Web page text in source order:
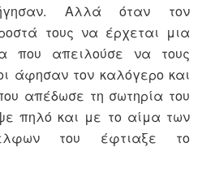
Αλλά όταν τον
τους να έρχεται μια
που απειλούσε να τους
άφησαν τον καλόγερο και
απέδωσε τη σωτηρία του
πηλό και με το αίμα των
του έφτιαξε το